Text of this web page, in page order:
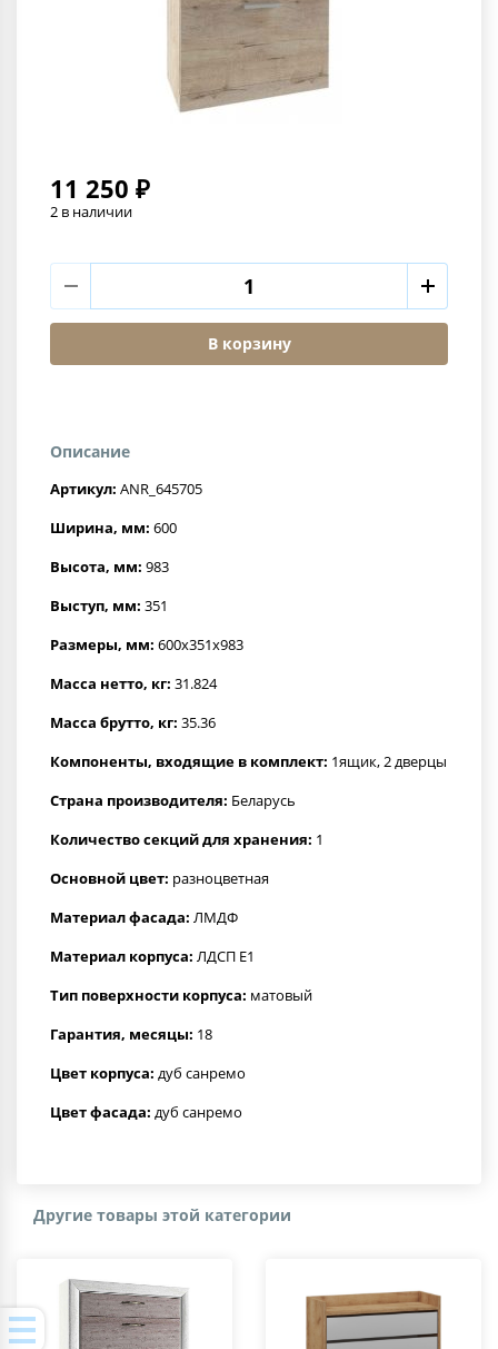
11 250 ₽
2 в наличии
В корзину
Описание
Артикул: ANR_645705
Ширина, мм: 600
Высота, мм: 983
Выступ, мм: 351
Размеры, мм: 600x351x983
Масса нетто, кг: 31.824
Масса брутто, кг: 35.36
Компоненты, входящие в комплект: 1ящик, 2 дверцы
Страна производителя: Беларусь
Количество секций для хранения: 1
Основной цвет: разноцветная
Материал фасада: ЛМДФ
Материал корпуса: ЛДСП Е1
Тип поверхности корпуса: матовый
Гарантия, месяцы: 18
Цвет корпуса: дуб санремо
Цвет фасада: дуб санремо
Другие товары этой категории